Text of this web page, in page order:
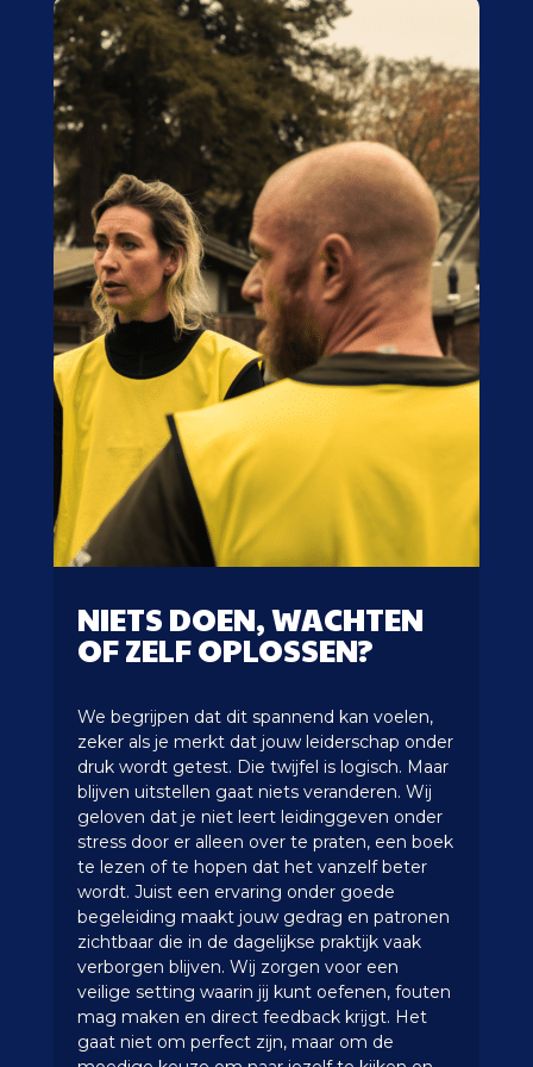
NIETS DOEN, WACHTEN
OF ZELF OPLOSSEN?
We begrijpen dat dit spannend kan voelen,
zeker als je merkt dat jouw leiderschap onder
druk wordt getest. Die twijfel is logisch. Maar
blijven uitstellen gaat niets veranderen. Wij
geloven dat je niet leert leidinggeven onder
stress door er alleen over te praten, een boek
te lezen of te hopen dat het vanzelf beter
wordt. Juist een ervaring onder goede
begeleiding maakt jouw gedrag en patronen
zichtbaar die in de dagelijkse praktijk vaak
verborgen blijven. Wij zorgen voor een
veilige setting waarin jij kunt oefenen, fouten
mag maken en direct feedback krijgt. Het
gaat niet om perfect zijn, maar om de